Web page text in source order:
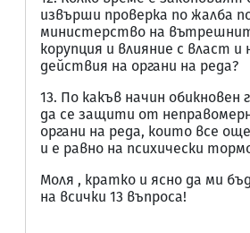
извърши проверка по жалба
министерство на
корупция и влияние с власт и
действия на органи на реда?
13. По какъв начин обикновен
да се защити от
органи на реда, които все
и е равно на психически
Моля , кратко и ясно да ми
на всички 13 въпроса!